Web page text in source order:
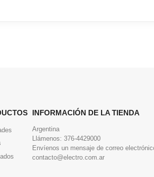
INFORMACIÓN DE LA TIENDA
Argentina
Llámenos: 376-4429000
Envíenos un mensaje de correo
contacto@electro.com.ar